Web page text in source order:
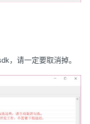
，请一定要取消掉。